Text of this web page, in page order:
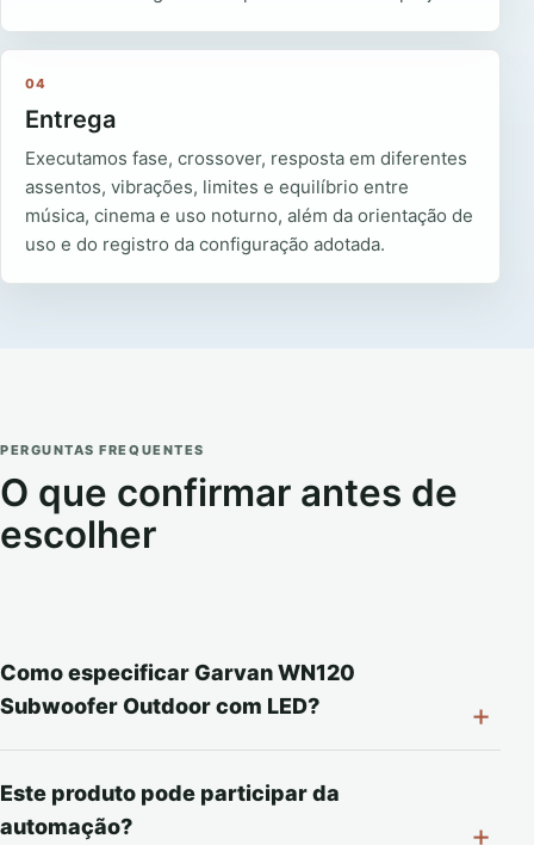
04
Entrega
Executamos fase, crossover, resposta em diferentes
assentos, vibrações, limites e equilíbrio entre
música, cinema e uso noturno, além da orientação de
uso e do registro da configuração adotada.
PERGUNTAS FREQUENTES
O que confirmar antes de
escolher
Como especificar Garvan WN120
Subwoofer Outdoor com LED?
Este produto pode participar da
automação?